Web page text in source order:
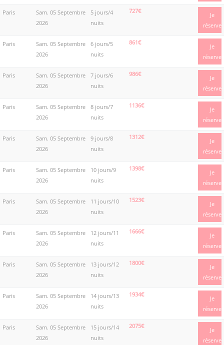
Paris
Sam. 05 Septembre
2026
5 jours/4
nuits
727€
Je
réserve
Paris
Sam. 05 Septembre
2026
6 jours/5
nuits
861€
Je
réserve
Paris
Sam. 05 Septembre
2026
7 jours/6
nuits
986€
Je
réserve
Paris
Sam. 05 Septembre
2026
8 jours/7
nuits
1136€
Je
réserve
Paris
Sam. 05 Septembre
2026
9 jours/8
nuits
1312€
Je
réserve
Paris
Sam. 05 Septembre
2026
10 jours/9
nuits
1398€
Je
réserve
Paris
Sam. 05 Septembre
2026
11 jours/10
nuits
1523€
Je
réserve
Paris
Sam. 05 Septembre
2026
12 jours/11
nuits
1666€
Je
réserve
Paris
Sam. 05 Septembre
2026
13 jours/12
nuits
1800€
Je
réserve
Paris
Sam. 05 Septembre
2026
14 jours/13
nuits
1934€
Je
réserve
Paris
Sam. 05 Septembre
2026
15 jours/14
nuits
2075€
Je
réserve